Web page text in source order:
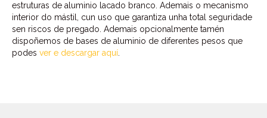
estruturas de aluminio lacado branco. Ademais o mecanismo
interior do mástil, cun uso que garantiza unha total seguridade
sen riscos de pregado. Ademais opcionalmente tamén
dispoñemos de bases de aluminio de diferentes pesos que
podes ver e descargar aquí